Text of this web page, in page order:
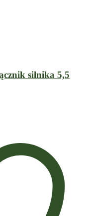
silnika 5,5